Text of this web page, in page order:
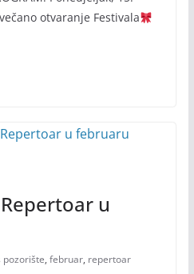
otvaranje Festivala
u
pozorište, februar, repertoar